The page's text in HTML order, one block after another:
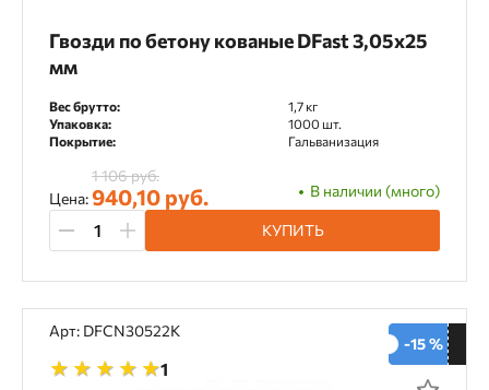
Гвозди по бетону кованые DFast 3,05х25
мм
Вес брутто:
1,7 кг
Упаковка:
1000 шт.
Покрытие:
Гальванизация
Цена:
1 106 руб.
940,10 руб. В наличии (много)
КУПИТЬ
Арт: DFCN30522K
1
-15 %